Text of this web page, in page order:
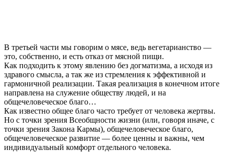
В третьей части мы говорим о мясе, ведь вегетарианство —
это, собственно, и есть отказ от мясной пищи.
Как подходить к этому явлению без догматизма, а исходя из
здравого смысла, а так же из стремления к эффективной и
гармоничной реализации. Такая реализация в конечном итоге
направлена на служение обществу людей, и на
общечеловеческое благо…
Как известно общее благо часто требует от человека жертвы.
Но с точки зрения Всеобщности жизни (или, говоря иначе, с
точки зрения Закона Кармы), общечеловеческое благо,
общечеловеческое развитие — более ценны и важны, чем
индивидуальный комфорт отдельного человека.